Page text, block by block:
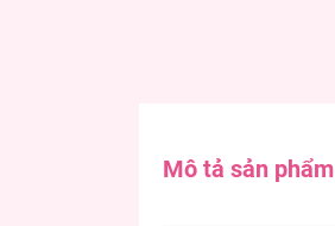
Mô tả sản phẩm